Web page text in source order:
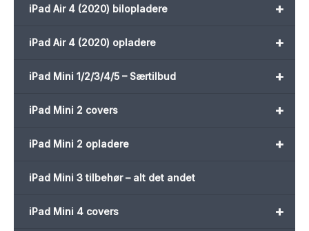
+
iPad Air 4 (2020) bilopladere
+
iPad Air 4 (2020) opladere
+
iPad Mini 1/2/3/4/5 – Særtilbud
+
iPad Mini 2 covers
+
iPad Mini 2 opladere
iPad Mini 3 tilbehør – alt det andet
+
iPad Mini 4 covers